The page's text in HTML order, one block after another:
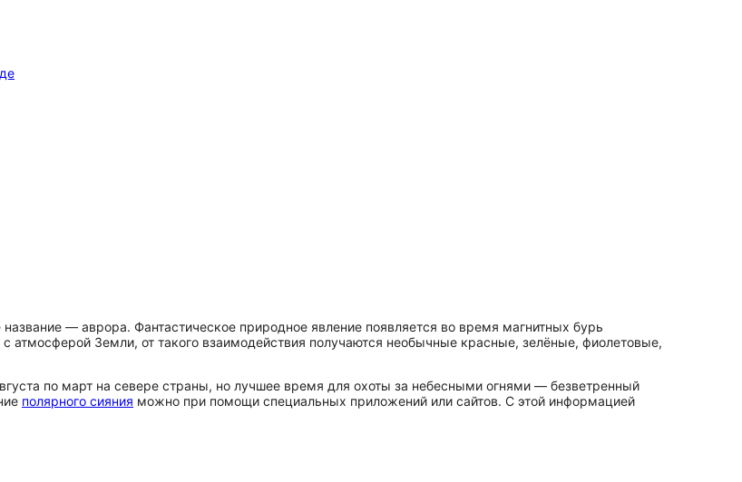
— аврора. Фантастическое природное явление появляется во время магнитных бурь
атмосферой Земли, от такого взаимодействия получаются необычные красные, зелёные, фиолетовые,
по март на севере страны, но лучшее время для охоты за небесными огнями — безветренный
полярного сияния можно при помощи специальных приложений или сайтов. С этой информацией